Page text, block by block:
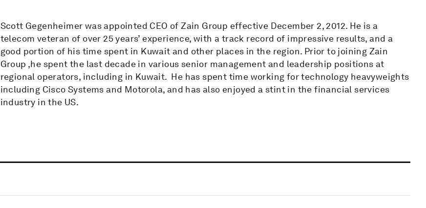
Scott Gegenheimer was appointed CEO of Zain Group effective December 2, 2012. He is a
telecom veteran of over 25 years’ experience, with a track record of impressive results, and a
good portion of his time spent in Kuwait and other places in the region. Prior to joining Zain
Group ,he spent the last decade in various senior management and leadership positions at
regional operators, including in Kuwait. He has spent time working for technology heavyweights
including Cisco Systems and Motorola, and has also enjoyed a stint in the financial services
industry in the US.